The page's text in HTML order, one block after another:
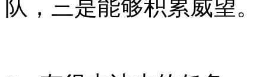
队，三是能够积累威望。